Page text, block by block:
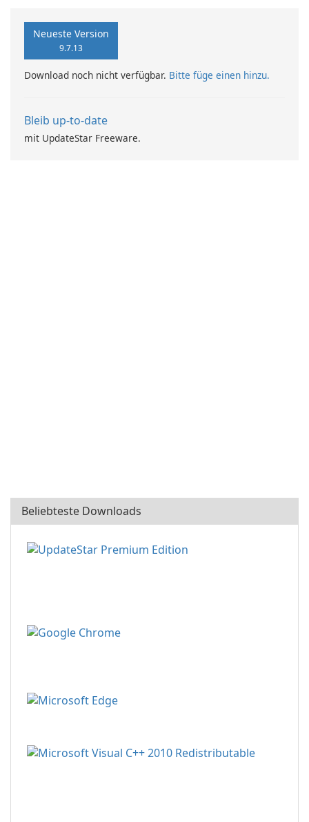
Neueste Version
9.7.13
Download noch nicht verfügbar. Bitte füge einen hinzu.
Bleib up-to-date
mit UpdateStar Freeware.
Beliebteste Downloads